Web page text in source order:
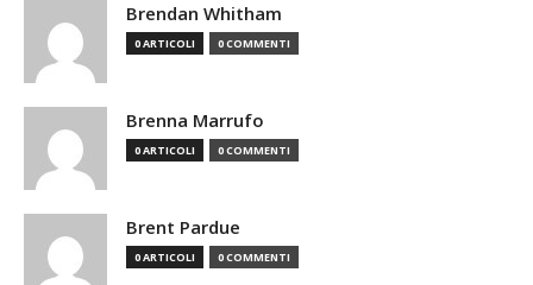
Brendan Whitham
0 ARTICOLI 0 COMMENTI
Brenna Marrufo
0 ARTICOLI 0 COMMENTI
Brent Pardue
0 ARTICOLI 0 COMMENTI